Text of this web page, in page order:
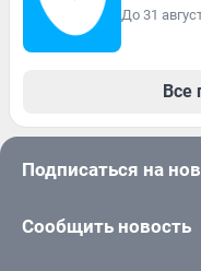
До 31
Все
Подписаться на
Сообщить новость